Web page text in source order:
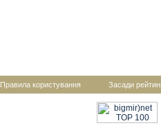
Правила користування Засади